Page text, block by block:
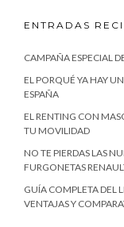
ENTRADAS
CAMPAÑA ESPECIAL
EL PORQUÉ YA HAY
ESPAÑA
EL RENTING CON
TU MOVILIDAD
NO TE PIERDAS LAS
FURGONETAS
GUÍA COMPLETA DEL
VENTAJAS Y